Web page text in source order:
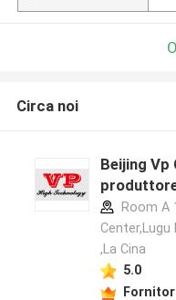
Circa noi
Beijing
Room A
Center,Lugu
,La Cina
5.0